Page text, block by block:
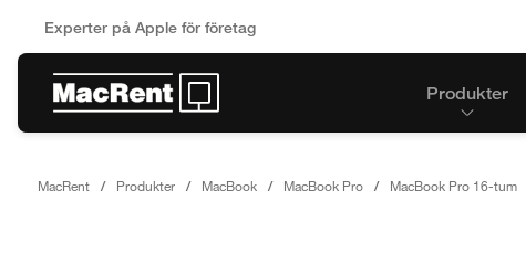
Experter på Apple för företag
Produkter
MacRent Produkter MacBook MacBook Pro MacBook Pro 16-tum